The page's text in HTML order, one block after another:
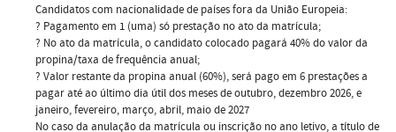
Candidatos com nacionalidade de países fora da União Europeia:
? Pagamento em 1 (uma) só prestação no ato da matrícula;
? No ato da matrícula, o candidato colocado pagará 40% do valor da
propina/taxa de frequência anual;
? Valor restante da propina anual (60%), será pago em 6 prestações a
pagar até ao último dia útil dos meses de outubro, dezembro 2026, e
janeiro, fevereiro, março, abril, maio de 2027
No caso da anulação da matrícula ou inscrição no ano letivo, a título de